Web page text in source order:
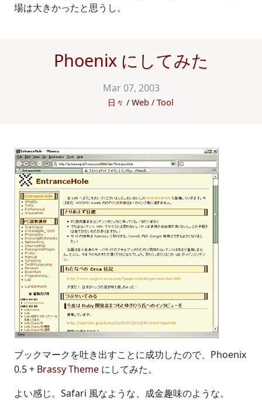
場は大きかったと思うし。
Phoenix にしてみた
Mar 07, 2003
日々 Web Tool
ブックマークを吐き出すことに成功したので、Phoenix
0.5 + Brassy Theme にしてみた。
よい感じ。Safari 風なような、成金趣味のような。